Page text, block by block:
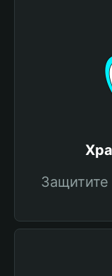
Защитите